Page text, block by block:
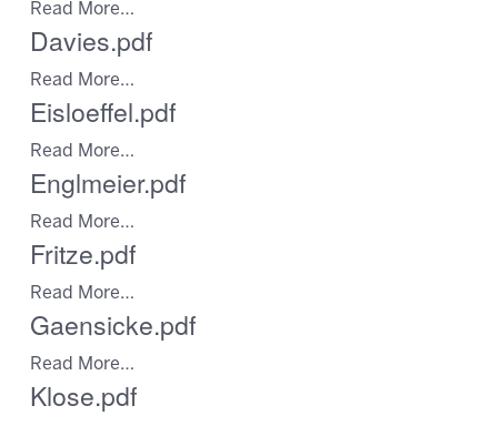
Read More…
Davies.pdf
Read More…
Eisloeffel.pdf
Read More…
Englmeier.pdf
Read More…
Fritze.pdf
Read More…
Gaensicke.pdf
Read More…
Klose.pdf